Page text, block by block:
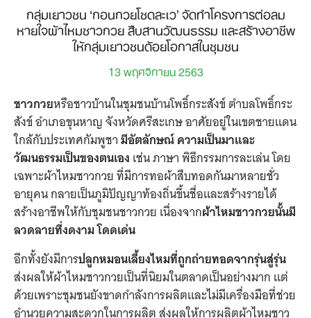
กลุ่มเยาวชน ‘กอนกวยโซดละเว’ จัดทำโครงการต่อลม
หายใจผ้าไหมชาวกวย สืบสานวัฒนธรรม และสร้างอาชีพ
ให้กลุ่มเยาวชนด้อยโอกาสในชุมชน
13 พฤศจิกายน 2563
ชาวกวยหรือชาวบ้านในชุมชนบ้านโพธิ์กระสังข์ ตำบลโพธิ์กระ
สังข์ อำเภอขุนหาญ จังหวัดศรีสะเกษ อาศัยอยู่ในเขตชายแดน
ใกล้กับประเทศกัมพูชามีอัตลักษณ์ ความเป็นมาและ
วัฒนธรรมเป็นของตนเอง เช่น ภาษา พิธีกรรมการละเล่น โดย
เฉพาะผ้าไหมชาวกวย ที่มีการทอผ้าสืบทอดกันมาหลายชั่ว
อายุคน กลายเป็นภูมิปัญญาท้องถิ่นขึ้นชื่อและสร้างรายได้
สร้างอาชีพให้กับชุมชนชาวกวย เนื่องจากผ้าไหมชาวกวยนั้นมี
ลวดลายที่งดงาม โดดเด่น
อีกทั้งยังมีการปลูกหมอนเลี้ยงไหมที่ถูกถ่ายทอดจากรุ่นสู่รุ่น
ส่งผลให้ผ้าไหมชาวกวยเป็นที่นิยมในตลาดเป็นอย่างมาก แต่
ด้วยเพราะชุมชนยังขาดกำลังการผลิตและไม่มีเครื่องมือที่ช่วย
อำนวยความสะดวกในการผลิต ส่งผลให้การผลิตผ้าไหมชาว